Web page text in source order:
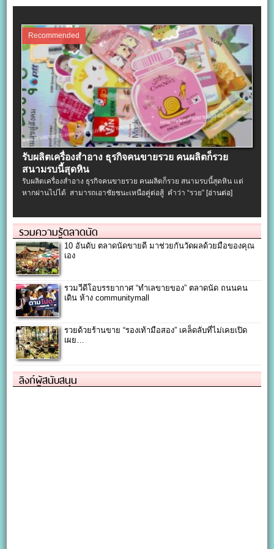
Recommended
รับผลิตเครื่องสําอาง ธุรกิจคนขายรวย คนผลิตก็รวย
สนามรบนี้สุดหิน
รับผลิตเครื่องสําอาง ธุรกิจคนขายรวย คนผลิตก็รวย สนามรบนี้สุดหิน แต่
หากผ่านไปได้ สามารถเอาชัยชนะเหนือคู่ต่อสู้ คำว่า “รวย” [อ่านต่อ]
รวมความรู้ตลาดนัด
10 อันดับ ตลาดนัดขายดี มาช่วยกันวัดผลด้วยมือของคุณ
เอง
รวมวีดีโอบรรยากาศ “ทำเลขายของ” ตลาดนัด ถนนคน
เดิน ห้าง communitymall
รวยด้วยร้านขาย “รองเท้ามือสอง” เคล็ดลับที่ไม่เคยเปิด
เผย…
ลิงก์ผู้สนับสนุน